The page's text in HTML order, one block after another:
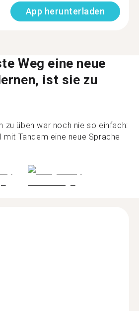
App herunterladen
Weg eine neue
ist sie zu
zu üben war noch nie so einfach:
mit Tandem eine neue Sprache